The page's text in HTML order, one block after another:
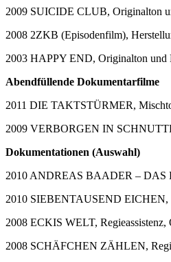
2009 SUICIDE CLUB, Originalton
2008 2ZKB (Episodenfilm),
2003 HAPPY END, Originalton und
Abendfüllende Dokumentarfilme
2011 DIE TAKTSTÜRMER,
2009 VERBORGEN IN
Dokumentationen (Auswahl)
2010 ANDREAS BAADER – DAS
2010 SIEBENTAUSEND EICHEN,
2008 ECKIS WELT,
2008 SCHÄFCHEN ZÄHLEN,